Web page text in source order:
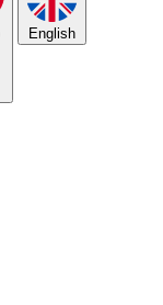
English